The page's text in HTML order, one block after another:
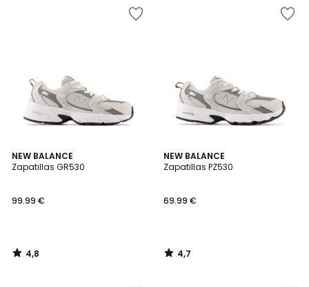
NEW BALANCE
Zapatillas GR530
99.99 €
4,8
/ 5
4,8
/
NEW BALANCE
Zapatillas PZ530
69.99 €
4,7
/ 5
4,7
/